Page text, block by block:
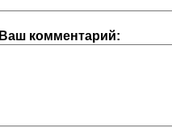
Ваш комментарий: